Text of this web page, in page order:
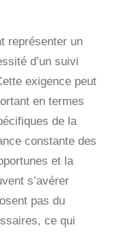
représenter un
d’un suivi
exigence peut
en termes
de la
constante des
et la
s’avérer
pas du
ce qui